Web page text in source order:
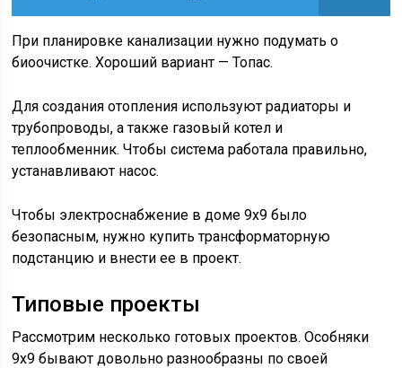
При планировке канализации нужно подумать о
биоочистке. Хороший вариант — Топас.
Для создания отопления используют радиаторы и
трубопроводы, а также газовый котел и
теплообменник. Чтобы система работала правильно,
устанавливают насос.
Чтобы электроснабжение в доме 9х9 было
безопасным, нужно купить трансформаторную
подстанцию и внести ее в проект.
Типовые проекты
Рассмотрим несколько готовых проектов. Особняки
9х9 бывают довольно разнообразны по своей